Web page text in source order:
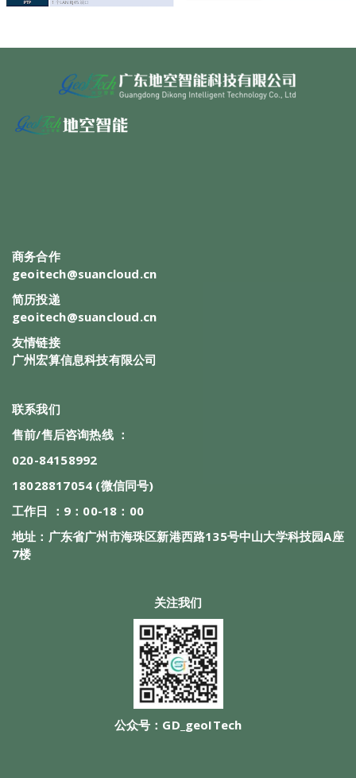
商务合作
geoitech@suancloud.cn
简历投递
geoitech@suancloud.cn
友情链接
广州宏算信息科技有限公司
联系我们
售前/售后咨询热线 ：
020-84158992
18028817054 (微信同号)
工作日 ：9：00-18：00
地址：广东省广州市海珠区新港西路135号中山大学科技园A座
7楼
关注我们
公众号：GD_geoITech